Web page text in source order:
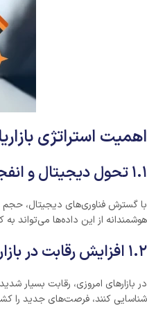
اهمیت استراتژی
۱.۱ تحول دیجیتال و انفجار داده‌ها
با گسترش فناوری‌های دیجیتال، حجم
هوشمندانه از این داده‌ها می‌تواند
۱.۲ افزایش رقابت در بازار
در بازارهای امروزی، رقابت بسیار
شناسایی کنند، فرصت‌های جدید را